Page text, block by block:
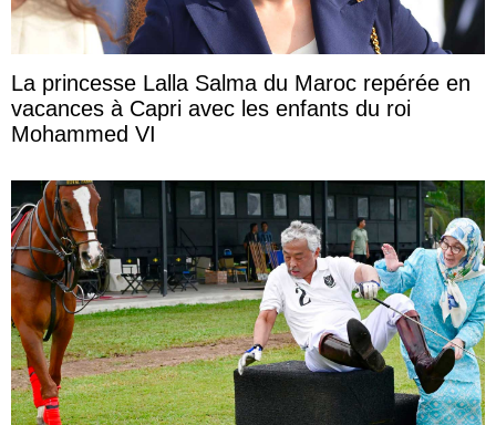
La princesse Lalla Salma du Maroc repérée en
vacances à Capri avec les enfants du roi
Mohammed VI